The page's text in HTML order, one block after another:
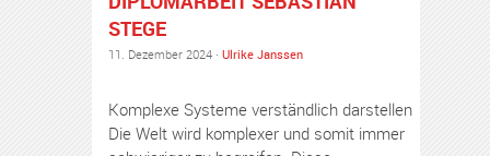
STEGE
11. Dezember 2024 · Ulrike Janssen
Komplexe Systeme verständlich darstellen
Die Welt wird komplexer und somit immer